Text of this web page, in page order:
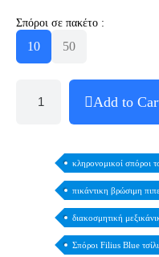
Σπόροι σε πακέτο :
10 50
Add to
κληρονομικοί σπόροι
πικάντικη βρώσιμη
διακοσμητική
Σπόροι Filius Blue τσίλι